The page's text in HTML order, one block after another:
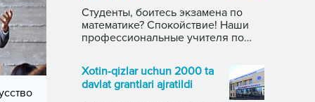
Студенты, боитесь экзамена по
математике? Спокойствие! Наши
профессиональные учителя по
поступления и расскажут их 10- го
декабря, в 17:00. Спикеры:
⚡️Исламов Лазиз. Стаж — 7 лет.
Xotin-qizlar uchun 2000 ta
davlat grantlari ajratildi